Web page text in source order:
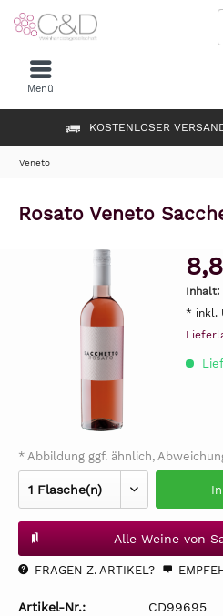
KOSTENLOSER
Menü
Veneto
Rosato Veneto
Inhalt:
* inkl.
* Abbildung ggf. ähnlich,
Alle Weine von
FRAGEN Z. ARTIKEL?
Artikel-Nr.:
CD99695